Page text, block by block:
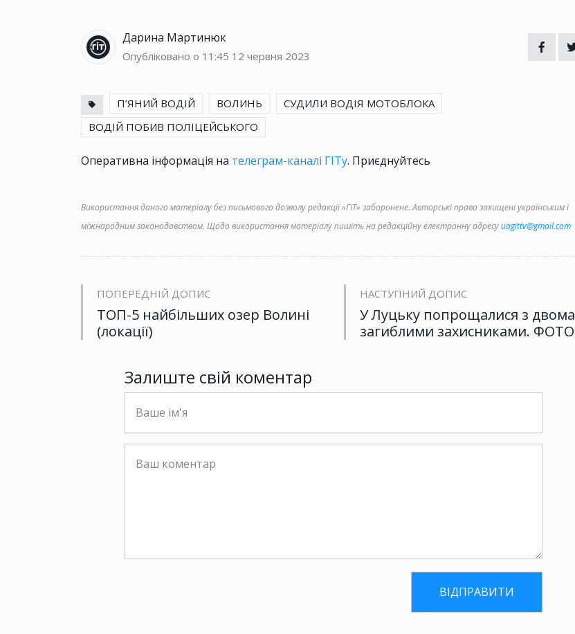
Дарина Мартинюк
Опубліковано о 11:45 12 червня 2023
П’ЯНИЙ ВОДІЙ ВОЛИНЬ
СУДИЛИ ВОДІЯ МОТОБЛОКА
ВОДІЙ ПОБИВ ПОЛІЦЕЙСЬКОГО
Оперативна інформація на телеграм-каналі ГІТу. Приєднуйтесь
Використання даного матеріалу без письмового дозволу редакції «ГІТ» заборонене. Авторські права захищені українським і
міжнародним законодавством. Щодо використання матеріалу пишіть на редакційну електронну адресуuagittv@gmail.com
ПОПЕРЕДНІЙ ДОПИС
ТОП-5 найбільших озер Волині
(локації)
НАСТУПНИЙ ДОПИС
У Луцьку попрощалися з двома
загиблими захисниками. ФОТО
Залиште свій коментар